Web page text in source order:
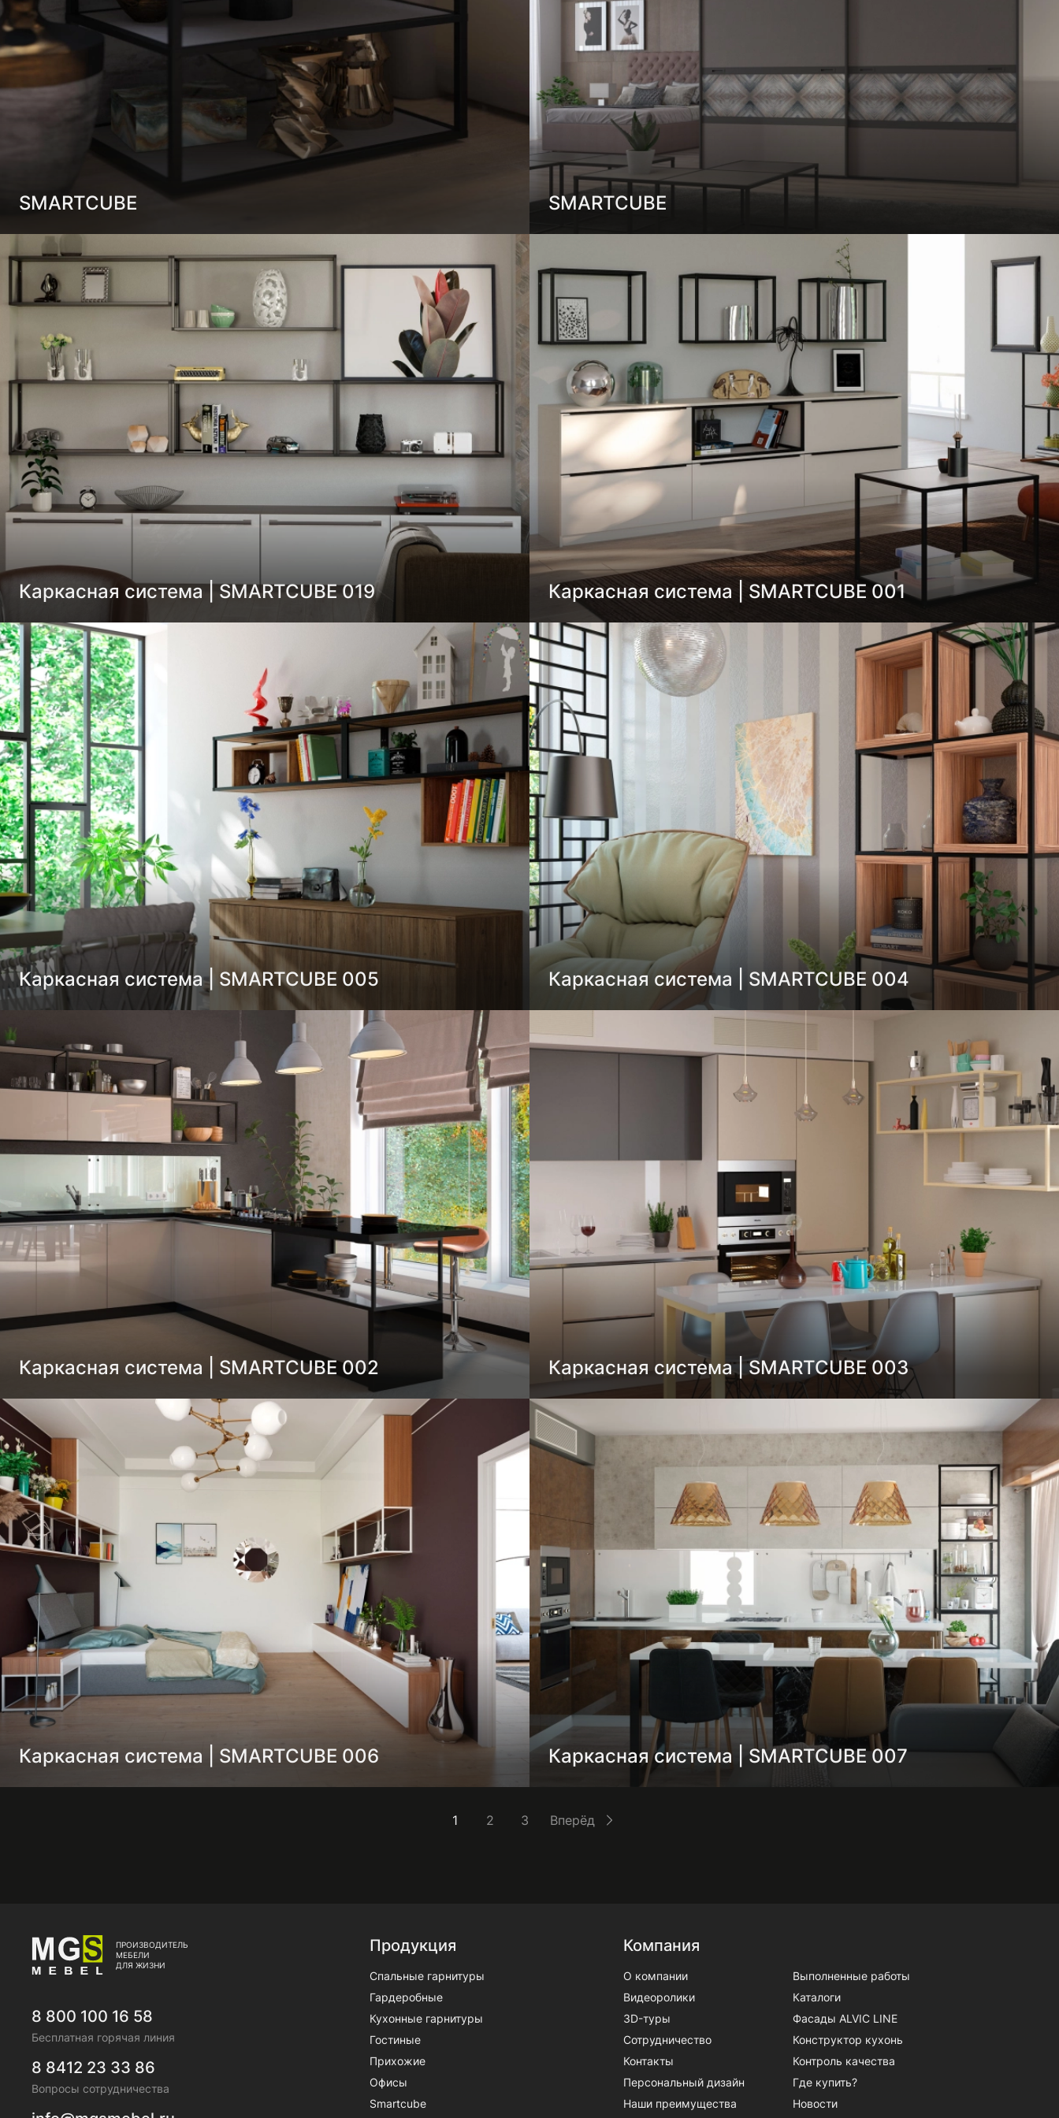
SMАRTCUBE SMАRTCUBE
Каркасная система | SMARTCUBE 019 Каркасная система | SMARTCUBE 001
Каркасная система | SMARTCUBE 005 Каркасная система | SMARTCUBE 004
Каркасная система | SMARTCUBE 002 Каркасная система | SMARTCUBE 003
Каркасная система | SMARTCUBE 006 Каркасная система | SMARTCUBE 007
1 2 3 Вперёд
ПРОИЗВОДИТЕЛЬ
МЕБЕЛИ
ДЛЯ ЖИЗНИ
8 800 100 16 58
Бесплатная горячая линия
8 8412 23 33 86
Вопросы сотрудничества
Продукция
Спальные гарнитуры
Гардеробные
Кухонные гарнитуры
Гостиные
Прихожие
Офисы
Smartcube
Компания
О компании
Выполненные работы
Видеоролики
Каталоги
3D-туры
Фасады ALVIC LINE
Сотрудничество
Конструктор кухонь
Контакты
Контроль качества
Персональный дизайн
Где купить?
Наши преимущества
Новости